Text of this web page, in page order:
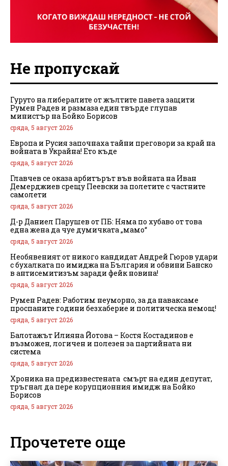
Не пропускай
Гуруто на либералите от жълтите павета защити
Румен Радев и размаза един твърде глупав
министър на Бойко Борисов
сряда, 5 август 2026
Европа и Русия започнаха тайни преговори за край на
войната в Украйна! Ето къде
сряда, 5 август 2026
Главчев се оказа арбитърът във войната на Иван
Демерджиев срещу Пеевски за полетите с частните
самолети
сряда, 5 август 2026
Д-р Даниел Парушев от ПБ: Няма по хубаво от това
една жена да чуе думичката „мамо“
сряда, 5 август 2026
Необявеният от никого кандидат Андрей Гюров удари
с бухалката по имиджа на България и обвини Банско
в антисемитизъм заради фейк новина!
сряда, 5 август 2026
Румен Радев: Работим неуморно, за да наваксаме
проспаните години безхаберие и политическа немощ!
сряда, 5 август 2026
Балотажът Илияна Йотова – Костя Костадинов е
възможен, логичен и полезен за партийната ни
система
сряда, 5 август 2026
Хроника на предизвестената смърт на един депутат,
тръгнал да пере корупционния имидж на Бойко
Борисов
сряда, 5 август 2026
Прочетете още